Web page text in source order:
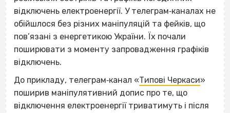
відключень електроенергії. У телеграм‐каналах не
обійшлося без різних маніпуляцій та фейків, що
пов’язані з енергетикою України. Їх почали
поширювати з моменту запровадження графіків
відключень.
До прикладу, телеграм‐канал «Типові Черкаси»
поширив маніпулятивний допис про те, що
відключення електроенергії триватимуть і після